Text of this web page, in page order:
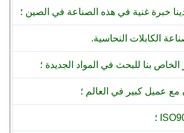
الكابلات النحاسية.
الخاص بنا للبحث في المواد الجديدة ؛
مع عميل كبير في العالم ؛